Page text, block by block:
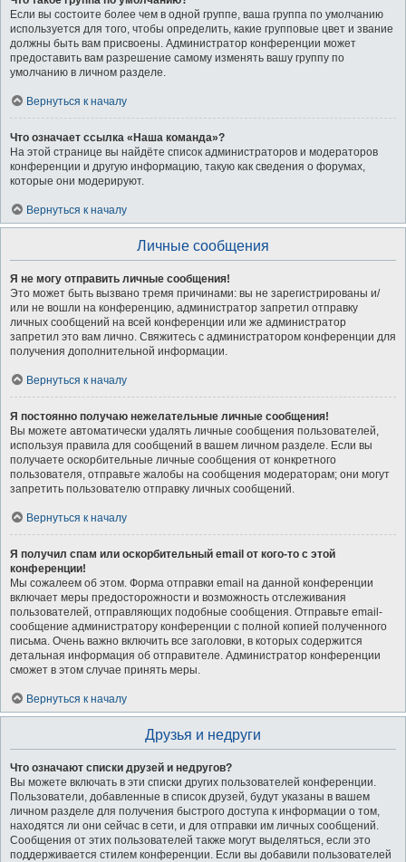
Если вы состоите более чем в одной группе, ваша группа по умолчанию
используется для того, чтобы определить, какие групповые цвет и звание
должны быть вам присвоены. Администратор конференции может
предоставить вам разрешение самому изменять вашу группу по
умолчанию в личном разделе.
Вернуться к началу
Что означает ссылка «Наша команда»?
На этой странице вы найдёте список администраторов и модераторов
конференции и другую информацию, такую как сведения о форумах,
которые они модерируют.
Вернуться к началу
Личные сообщения
Я не могу отправить личные сообщения!
Это может быть вызвано тремя причинами: вы не зарегистрированы и/
или не вошли на конференцию, администратор запретил отправку
личных сообщений на всей конференции или же администратор
запретил это вам лично. Свяжитесь с администратором конференции для
получения дополнительной информации.
Вернуться к началу
Я постоянно получаю нежелательные личные сообщения!
Вы можете автоматически удалять личные сообщения пользователей,
используя правила для сообщений в вашем личном разделе. Если вы
получаете оскорбительные личные сообщения от конкретного
пользователя, отправьте жалобы на сообщения модераторам; они могут
запретить пользователю отправку личных сообщений.
Вернуться к началу
Я получил спам или оскорбительный email от кого-то с этой
конференции!
Мы сожалеем об этом. Форма отправки email на данной конференции
включает меры предосторожности и возможность отслеживания
пользователей, отправляющих подобные сообщения. Отправьте email-
сообщение администратору конференции с полной копией полученного
письма. Очень важно включить все заголовки, в которых содержится
детальная информация об отправителе. Администратор конференции
сможет в этом случае принять меры.
Вернуться к началу
Друзья и недруги
Что означают списки друзей и недругов?
Вы можете включать в эти списки других пользователей конференции.
Пользователи, добавленные в список друзей, будут указаны в вашем
личном разделе для получения быстрого доступа к информации о том,
находятся ли они сейчас в сети, и для отправки им личных сообщений.
Сообщения от этих пользователей также могут выделяться, если это
поддерживается стилем конференции. Если вы добавили пользователей